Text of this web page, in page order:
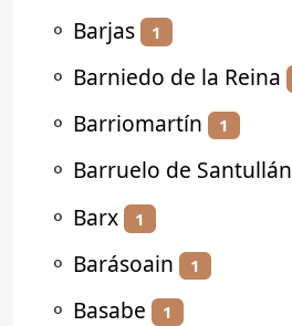
⚬ Barjas 1
⚬ Barniedo de la Reina
⚬ Barriomartín 1
⚬ Barruelo de Santullán
⚬ Barx 1
⚬ Barásoain 1
⚬ Basabe 1